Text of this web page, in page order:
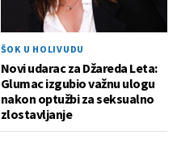
ŠOK U HOLIVUDU
Novi udarac za Džareda Leta:
Glumac izgubio važnu ulogu
nakon optužbi za seksualno
zlostavljanje